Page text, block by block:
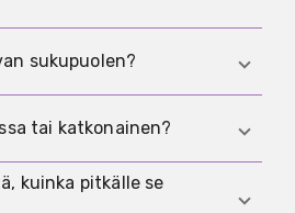
hormonit, ihon ärsytys ja
Käytännössä
sukupuolen?
ei ole.
tai katkonainen?
eikä sen tarvitse olla
kuinka pitkälle se